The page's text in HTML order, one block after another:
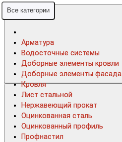
Все категории
Арматура
Водосточные системы
Доборные элементы кровли
Доборные элементы фасада
Кровля
Лист стальной
Нержавеющий прокат
Оцинкованная сталь
Оцинкованный профиль
Профнастил
Все категории
Арматура
Водосточные системы
Доборные элементы кровли
Доборные элементы фасада
Кровля
Лист стальной
Нержавеющий прокат
Оцинкованная сталь
Оцинкованный профиль
Профнастил